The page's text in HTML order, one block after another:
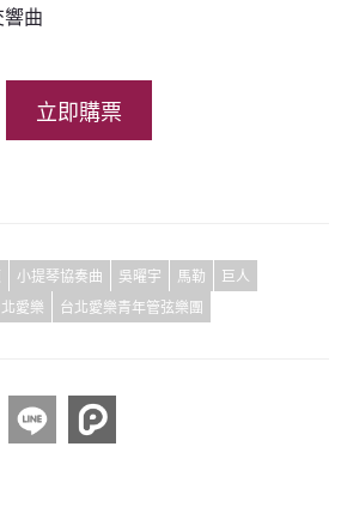
曲
立即購票
小提琴協奏曲 吳曜宇 馬勒
巨人
愛樂 台北愛樂青年管弦樂團